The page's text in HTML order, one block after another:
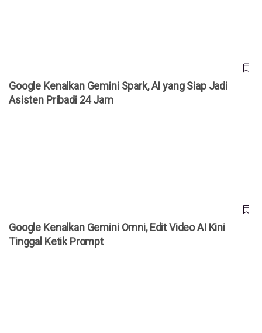
Google Kenalkan Gemini Spark, AI yang Siap Jadi
Asisten Pribadi 24 Jam
Google Kenalkan Gemini Omni, Edit Video AI Kini
Tinggal Ketik Prompt